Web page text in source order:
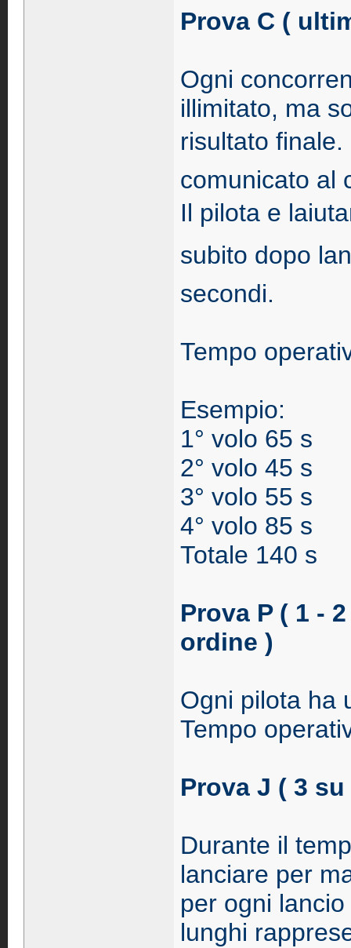
Prova C (
Ogni
illimitato, ma
risultato finale.
comunicato al
Il pilota e
subito dopo
secondi.
Tempo
Esempio:
1° volo 65 s
2° volo 45 s
3° volo 55 s
4° volo 85 s
Totale 140 s
Prova P ( 1 -
ordine )
Ogni pilota ha
Tempo
Prova J ( 3 su
Durante il
lanciare per
per ogni
lunghi